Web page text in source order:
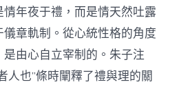
年夜于禮，而是情天然吐露
章軌制。從心統性格的角度
由心自立宰制的。朱子注
人也”條時闡釋了禮與理的關